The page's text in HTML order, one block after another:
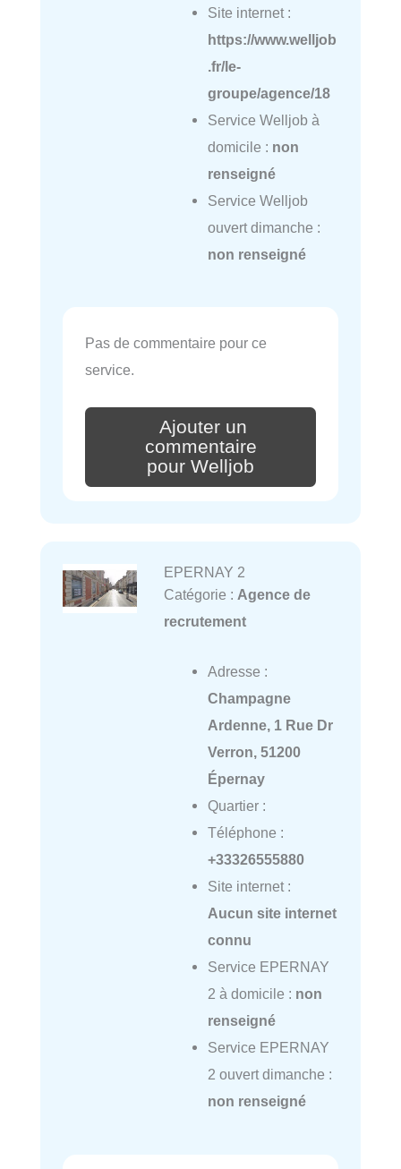
Site internet :
https://www.welljob
.fr/le-
groupe/agence/18
Service Welljob à
domicile : non
renseigné
Service Welljob
ouvert dimanche :
non renseigné
Pas de commentaire pour ce
service.
Ajouter un
commentaire
pour Welljob
EPERNAY 2
Catégorie : Agence de
recrutement
Adresse :
Champagne
Ardenne, 1 Rue Dr
Verron, 51200
Épernay
Quartier :
Téléphone :
+33326555880
Site internet :
Aucun site internet
connu
Service EPERNAY
2 à domicile : non
renseigné
Service EPERNAY
2 ouvert dimanche :
non renseigné